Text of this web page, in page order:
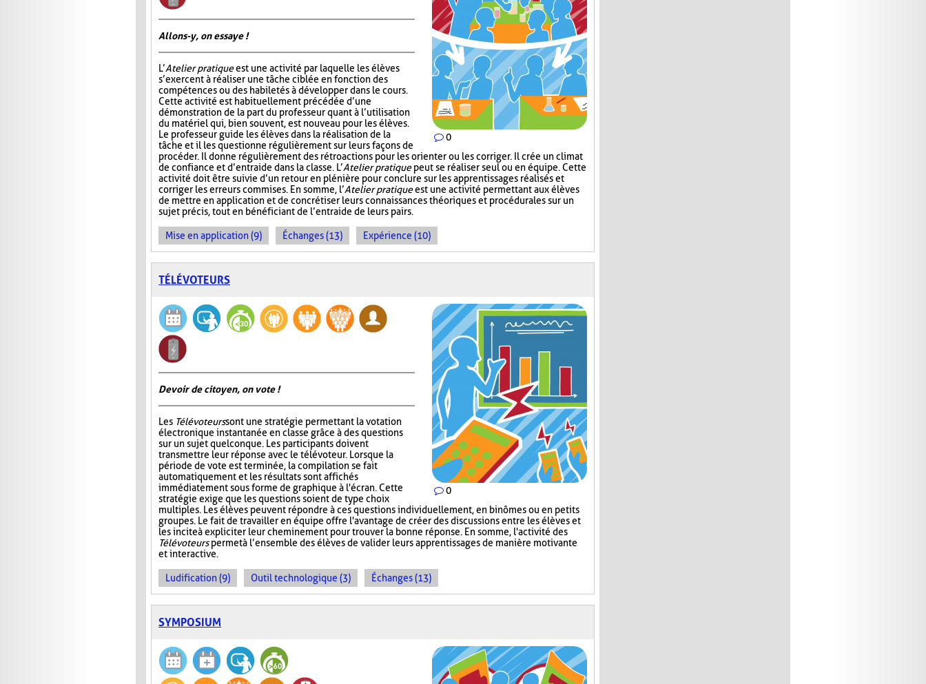
0
Allons-y, on essaye !
L’Atelier pratiqueest une activité par laquelle les élèves
s’exercent à réaliser une tâche ciblée en fonction des
compétences ou des habiletés à développer dans le cours.
Cette activité est habituellement précédée d’une
démonstration de la part du professeur quant à l’utilisation
du matériel qui, bien souvent, est nouveau pour les élèves.
Le professeur guide les élèves dans la réalisation de la
tâche et il les questionne régulièrement sur leurs façons de
procéder. Il donne régulièrement des rétroactions pour les orienter ou les corriger. Il crée un climat
de confiance et d’entraide dans la classe. L’Atelier pratiquepeut se réaliser seul ou en équipe. Cette
activité doit être suivie d’un retour en plénière pour conclure sur les apprentissages réalisés et
corriger les erreurs commises. En somme, l’Atelier pratiqueest une activité permettant aux élèves
de mettre en application et de concrétiser leurs connaissances théoriques et procédurales sur un
sujet précis, tout en bénéficiant de l’entraide de leurs pairs.
Mise en application (9) Échanges (13) Expérience (10)
TÉLÉVOTEURS
0
Devoir de citoyen, on vote !
Les Télévoteurssont une stratégie permettant la votation
électronique instantanée en classe grâce à des questions
sur un sujet quelconque. Les participants doivent
transmettre leur réponse avec le télévoteur. Lorsque la
période de vote est terminée, la compilation se fait
automatiquement et les résultats sont affichés
immédiatement sous forme de graphique à l'écran. Cette
stratégie exige que les questions soient de type choix
multiples. Les élèves peuvent répondre à ces questions individuellement, en binômes ou en petits
groupes. Le fait de travailler en équipe offre l'avantage de créer des discussions entre les élèves et
les incite à expliciter leur cheminement pour trouver la bonne réponse. En somme, l'activité des
Télévoteurspermet à l’ensemble des élèves de valider leurs apprentissages de manière motivante
et interactive.
Ludification (9) Outil technologique (3) Échanges (13)
SYMPOSIUM